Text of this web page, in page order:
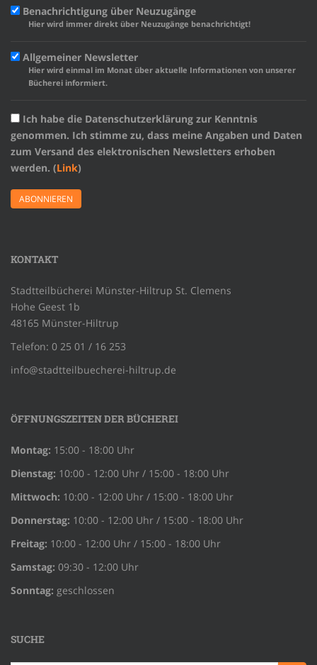
Benachrichtigung über Neuzugänge
Hier wird immer direkt über Neuzugänge benachrichtigt!
Allgemeiner Newsletter
Hier wird einmal im Monat über aktuelle Informationen von unserer
Bücherei informiert.
Ich habe die Datenschutzerklärung zur Kenntnis
genommen. Ich stimme zu, dass meine Angaben und Daten
zum Versand des elektronischen Newsletters erhoben
werden. (Link)
KONTAKT
Stadtteilbücherei Münster-Hiltrup St. Clemens
Hohe Geest 1b
48165 Münster-Hiltrup
Telefon: 0 25 01 / 16 253
info@stadtteilbuecherei-hiltrup.de
ÖFFNUNGSZEITEN DER BÜCHEREI
Montag: 15:00 - 18:00 Uhr
Dienstag: 10:00 - 12:00 Uhr / 15:00 - 18:00 Uhr
Mittwoch: 10:00 - 12:00 Uhr / 15:00 - 18:00 Uhr
Donnerstag: 10:00 - 12:00 Uhr / 15:00 - 18:00 Uhr
Freitag: 10:00 - 12:00 Uhr / 15:00 - 18:00 Uhr
Samstag: 09:30 - 12:00 Uhr
Sonntag: geschlossen
SUCHE